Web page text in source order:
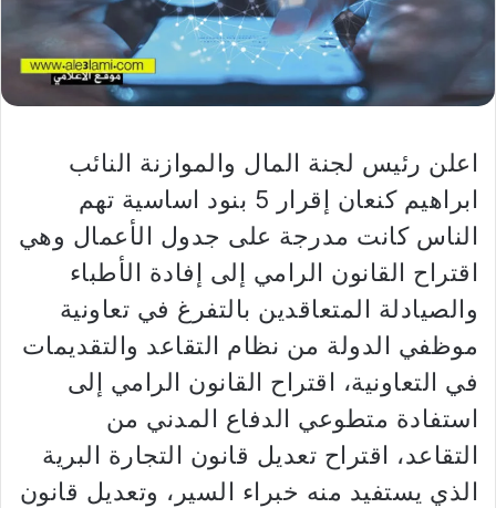
اعلن رئيس لجنة المال والموازنة النائب
ابراهيم كنعان إقرار 5 بنود اساسية تهم
الناس كانت مدرجة على جدول الأعمال وهي
اقتراح القانون الرامي إلى إفادة الأطباء
والصيادلة المتعاقدين بالتفرغ في تعاونية
موظفي الدولة من نظام التقاعد والتقديمات
في التعاونية، اقتراح القانون الرامي إلى
استفادة متطوعي الدفاع المدني من
التقاعد، اقتراح تعديل قانون التجارة البرية
الذي يستفيد منه خبراء السير، وتعديل قانون